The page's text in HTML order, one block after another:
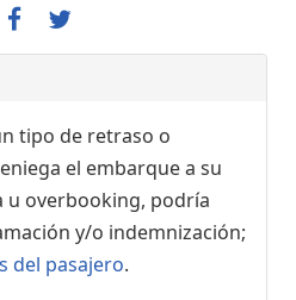
tipo de retraso o
el embarque a su
u overbooking, podría
y/o indemnización;
del pasajero.